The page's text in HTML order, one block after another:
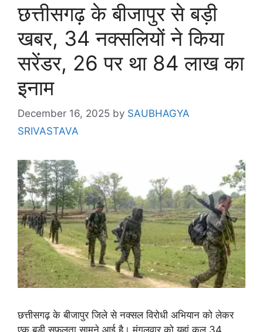
छत्तीसगढ़ के बीजापुर से बड़ी
खबर, 34 नक्सलियों ने किया
सरेंडर, 26 पर था 84 लाख का
इनाम
December 16, 2025 by SAUBHAGYA
SRIVASTAVA
छत्तीसगढ़ के बीजापुर जिले से नक्सल विरोधी अभियान को लेकर